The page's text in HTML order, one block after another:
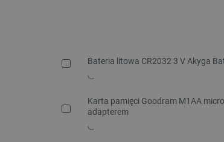
Bateria litowa CR2032 3 V Akyga
Karta pamięci Goodram M1AA
adapterem